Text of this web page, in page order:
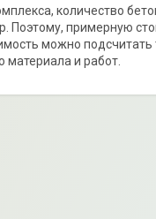
количество
Поэтому, примерную
можно
материала и работ.